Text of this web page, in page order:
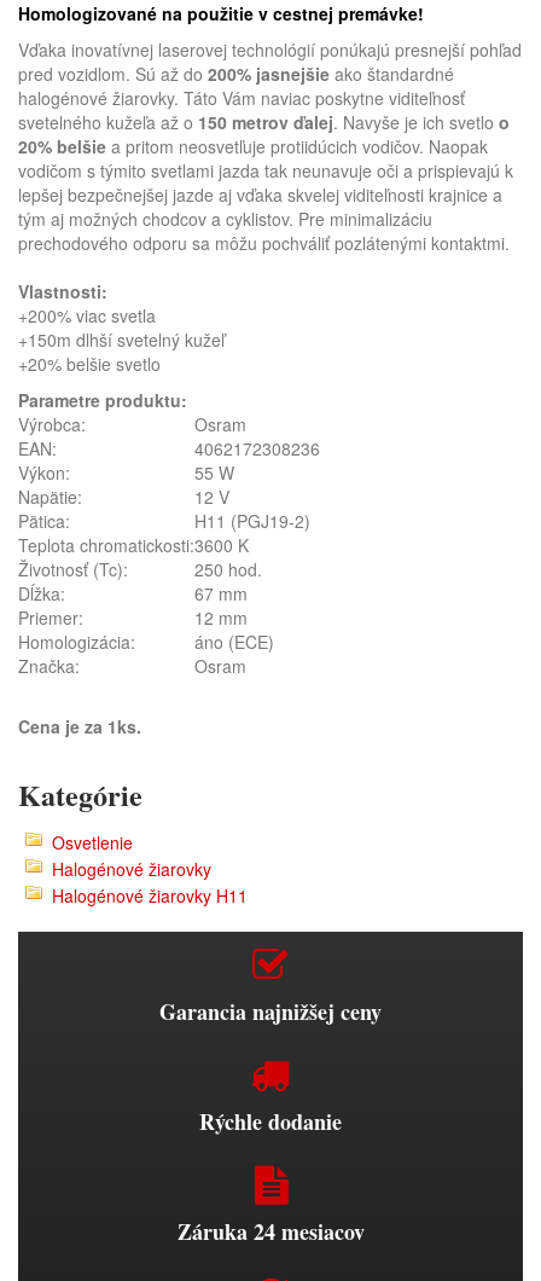
Homologizované na použitie v cestnej premávke!
Vďaka inovatívnej laserovej technológií ponúkajú presnejší pohľad
pred vozidlom. Sú až do 200% jasnejšie ako štandardné
halogénové žiarovky. Táto Vám naviac poskytne viditeľnosť
svetelného kužeľa až o 150 metrov ďalej. Navyše je ich svetlo o
20% belšie a pritom neosvetľuje protiidúcich vodičov. Naopak
vodičom s týmito svetlami jazda tak neunavuje oči a prispievajú k
lepšej bezpečnejšej jazde aj vďaka skvelej viditeľnosti krajnice a
tým aj možných chodcov a cyklistov. Pre minimalizáciu
prechodového odporu sa môžu pochváliť pozlátenými kontaktmi.
Vlastnosti:
+200% viac svetla
+150m dlhší svetelný kužeľ
+20% belšie svetlo
Parametre produktu:
Výrobca:
Osram
EAN:
4062172308236
Výkon:
55 W
Napätie:
12 V
Pätica:
H11 (PGJ19-2)
Teplota chromatickosti:3600 K
Životnosť (Tc):
250 hod.
Dĺžka:
67 mm
Priemer:
12 mm
Homologizácia:
áno (ECE)
Značka:
Osram
Cena je za 1ks.
Kategórie
Osvetlenie
Halogénové žiarovky
Halogénové žiarovky H11
Garancia najnižšej ceny
Rýchle dodanie
Záruka 24 mesiacov